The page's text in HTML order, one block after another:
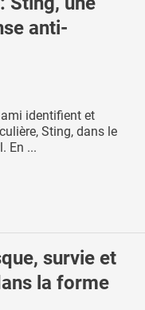
anti-
identifient et
Sting, dans le
En ...
survie et
la forme